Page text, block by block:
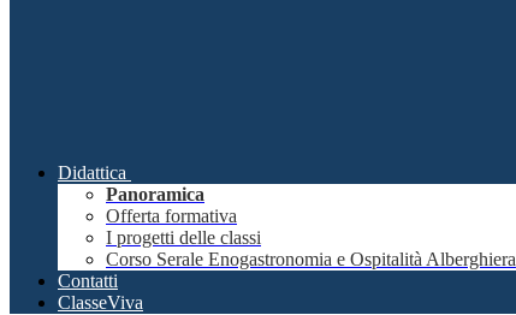
Didattica
Panoramica
Offerta formativa
I progetti delle classi
Corso Serale Enogastronomia e Ospitalità Alberghiera
Contatti
ClasseViva